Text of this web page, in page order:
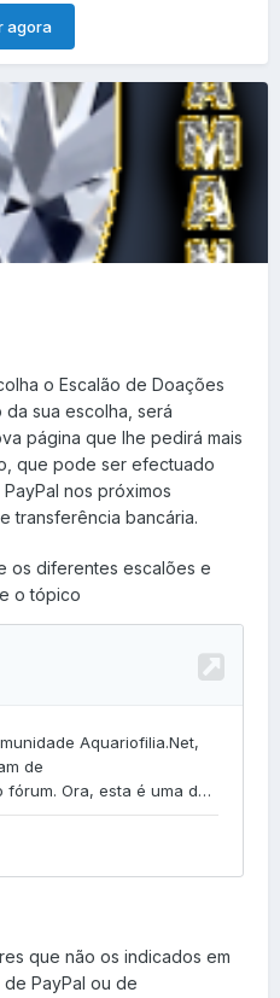
agora
o Escalão de Doações
sua escolha, será
página que lhe pedirá mais
que pode ser efectuado
nos próximos
transferência bancária.
os diferentes escalões e
o tópico
que não os indicados em
PayPal ou de